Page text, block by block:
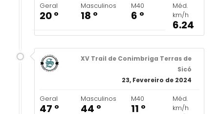
Geral
20 º
Masculinos
18 º
M40
6 º
Méd.
km/h
6.24
XV Trail de Conimbriga Terras de
Sicó
23, Fevereiro de 2024
Geral
47 º
Masculinos
44 º
M40
11 º
Méd.
km/h